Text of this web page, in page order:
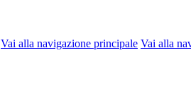
Vai alla navigazione principale Vai alla